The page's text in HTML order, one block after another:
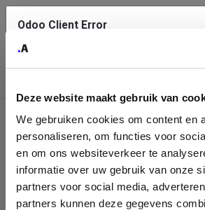
Deze website maakt gebruik van
We gebruiken cookies om content en
personaliseren, om functies voor
en om ons websiteverkeer te
informatie over uw gebruik van onze
partners voor social media,
partners kunnen deze gegevens
Company
Identification
Please fill in your company
Odoo Client Error
service.
See details